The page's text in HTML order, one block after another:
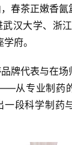
春茶正嫩香
汉大学、浙
府。
牌代表与在
从专业制药
一段科学制药